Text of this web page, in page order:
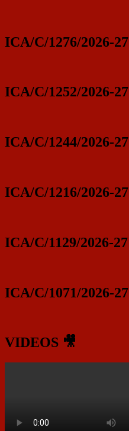
ICA/C/1276/2026-27
ICA/C/1252/2026-27
ICA/C/1244/2026-27
ICA/C/1216/2026-27
ICA/C/1129/2026-27
ICA/C/1071/2026-27
VIDEOS 🎥